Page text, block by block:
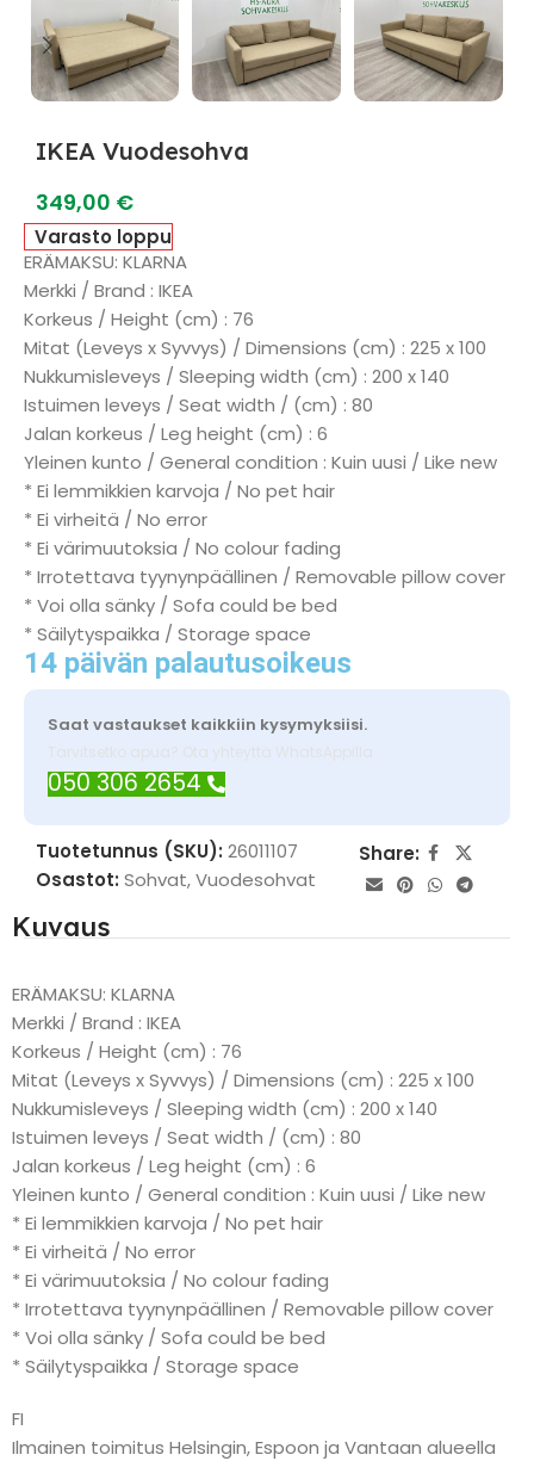
IKEA Vuodesohva
349,00 €
Varasto loppu
ERÄMAKSU: KLARNA
Merkki / Brand : IKEA
Korkeus / Height (cm) : 76
Mitat (Leveys x Syvvys) / Dimensions (cm) : 225 x 100
Nukkumisleveys / Sleeping width (cm) : 200 x 140
Istuimen leveys / Seat width / (cm) : 80
Jalan korkeus / Leg height (cm) : 6
Yleinen kunto / General condition : Kuin uusi / Like new
* Ei lemmikkien karvoja / No pet hair
* Ei virheitä / No error
* Ei värimuutoksia / No colour fading
* Irrotettava tyynynpäällinen / Removable pillow cover
* Voi olla sänky / Sofa could be bed
* Säilytyspaikka / Storage space
14 päivän palautusoikeus
Saat vastaukset kaikkiin kysymyksiisi.
Tarvitsetko apua? Ota yhteyttä WhatsAppilla
050 306 2654
Tuotetunnus (SKU): 26011107
Osastot: Sohvat,Vuodesohvat
Share:
Kuvaus
ERÄMAKSU: KLARNA
Merkki / Brand : IKEA
Korkeus / Height (cm) : 76
Mitat (Leveys x Syvvys) / Dimensions (cm) : 225 x 100
Nukkumisleveys / Sleeping width (cm) : 200 x 140
Istuimen leveys / Seat width / (cm) : 80
Jalan korkeus / Leg height (cm) : 6
Yleinen kunto / General condition : Kuin uusi / Like new
* Ei lemmikkien karvoja / No pet hair
* Ei virheitä / No error
* Ei värimuutoksia / No colour fading
* Irrotettava tyynynpäällinen / Removable pillow cover
* Voi olla sänky / Sofa could be bed
* Säilytyspaikka / Storage space
FI
Ilmainen toimitus Helsingin, Espoon ja Vantaan alueella